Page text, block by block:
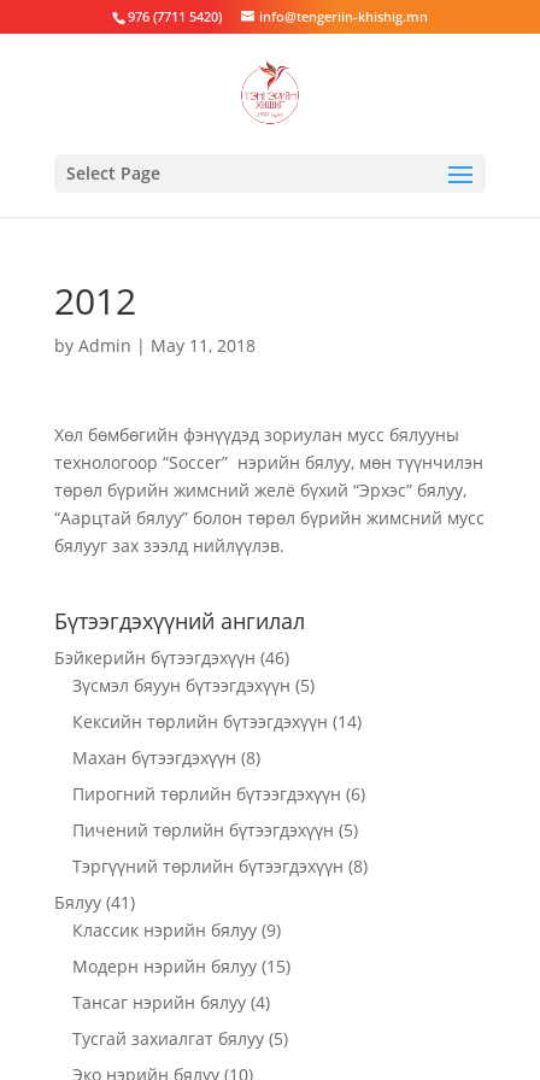
976 (7711 5420) info@tengeriin-khishig.mn
Select Page
2012
by Admin | May 11, 2018
Хөл бөмбөгийн фэнүүдэд зориулан мусс бялууны
технологоор “Soccer” нэрийн бялуу, мөн түүнчилэн
төрөл бүрийн жимсний желё бүхий “Эрхэс” бялуу,
“Аарцтай бялуу” болон төрөл бүрийн жимсний мусс
бялууг зах зээлд нийлүүлэв.
Бүтээгдэхүүний ангилал
Бэйкерийн бүтээгдэхүүн (46)
Зүсмэл бяуун бүтээгдэхүүн (5)
Кексийн төрлийн бүтээгдэхүүн (14)
Махан бүтээгдэхүүн (8)
Пирогний төрлийн бүтээгдэхүүн (6)
Пичений төрлийн бүтээгдэхүүн (5)
Тэргүүний төрлийн бүтээгдэхүүн (8)
Бялуу (41)
Классик нэрийн бялуу (9)
Модерн нэрийн бялуу (15)
Тансаг нэрийн бялуу (4)
Тусгай захиалгат бялуу (5)
Эко нэрийн бялуу (10)